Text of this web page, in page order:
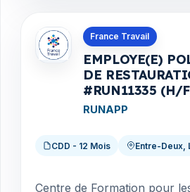
France Travail
EMPLOYE(E)
DE
#RUN11335 (H/
RUNAPP
CDD - 12 Mois Entre-Deux,
Centre de Formation pour
Offres en La Réunion